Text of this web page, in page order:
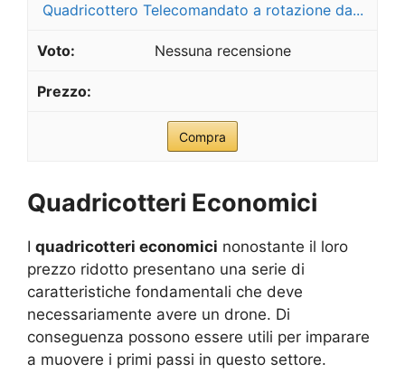
Quadricottero Telecomandato a rotazione da...
Nessuna recensione
Compra
Quadricotteri Economici
I quadricotteri economici nonostante il loro
prezzo ridotto presentano una serie di
caratteristiche fondamentali che deve
necessariamente avere un drone. Di
conseguenza possono essere utili per imparare
a muovere i primi passi in questo settore.